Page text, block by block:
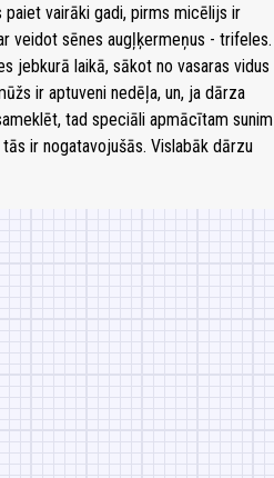
vairāki gadi, pirms micēlijs ir
veidot sēnes augļķermeņus - trifeles.
jebkurā laikā, sākot no vasaras vidus
ir aptuveni nedēļa, un, ja dārza
tad speciāli apmācītam sunim
ir nogatavojušās. Vislabāk dārzu